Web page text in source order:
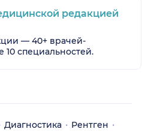
редакцией
— 40+ врачей-
10 специальностей.
Диагностика
Рентген